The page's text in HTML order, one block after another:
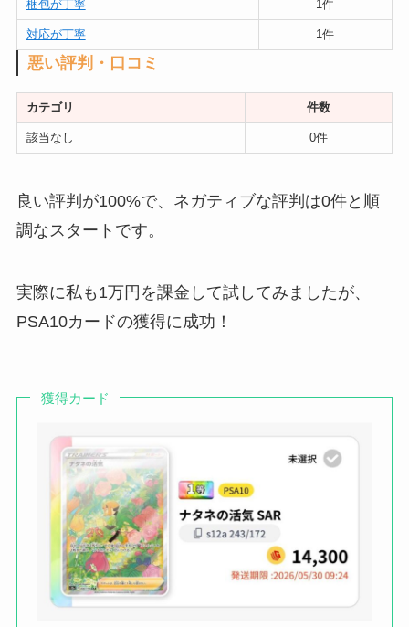
梱包が丁寧 1件
対応が丁寧 1件
悪い評判・口コミ
カテゴリ 件数
該当なし 0件
良い評判が100%で、ネガティブな評判は0件と順
調なスタートです。
実際に私も1万円を課金して試してみましたが、
PSA10カードの獲得に成功！
獲得カード